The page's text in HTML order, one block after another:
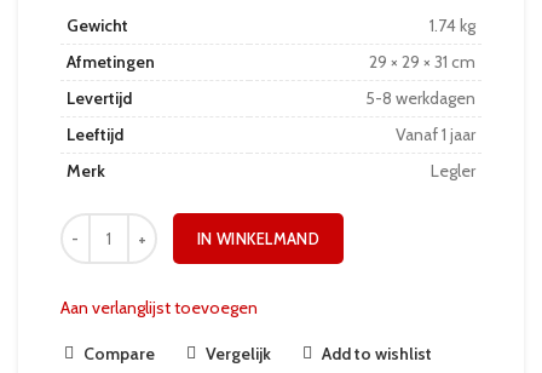
Gewicht
1.74 kg
Afmetingen
29 × 29 × 31 cm
Levertijd
5-8 werkdagen
Leeftijd
Vanaf 1 jaar
Merk
Legler
IN WINKELMAND
Aan verlanglijst toevoegen
Compare Vergelijk Add to wishlist